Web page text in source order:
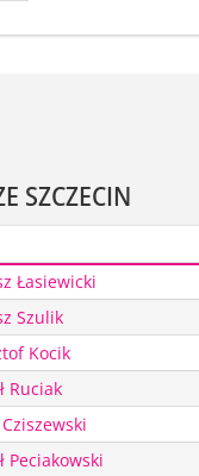
SZCZECIN
Łasiewicki
Szulik
Kocik
Ruciak
Peciakowski